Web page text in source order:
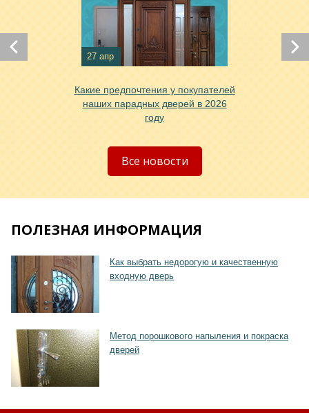
27 апр
Какие предпочтения у покупателей
наших парадных дверей в 2026
году
Все новости
ПОЛЕЗНАЯ ИНФОРМАЦИЯ
Как выбрать недорогую и качественную
входную дверь
Метод порошкового напыления и покраска
дверей